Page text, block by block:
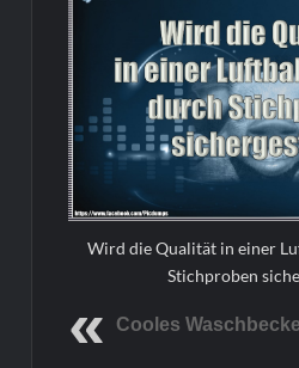
Wird die Qualität in einer
Stichproben
Cooles